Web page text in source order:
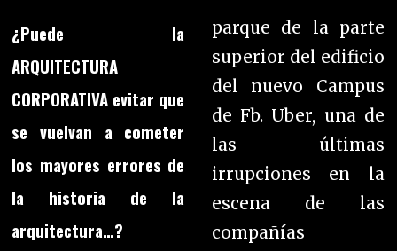
¿Puede la
ARQUITECTURA
CORPORATIVA evitar que
se vuelvan a cometer
los mayores errores de
la historia de la
arquitectura…?
parque de la parte
superior del edificio
del nuevo Campus
de Fb. Uber, una de
las últimas
irrupciones en la
escena de las
compañías